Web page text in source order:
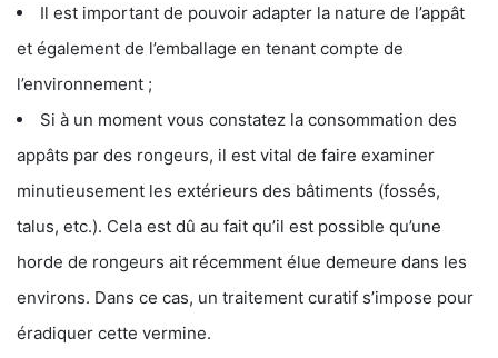
Il est important de pouvoir adapter la nature de l’appât
et également de l’emballage en tenant compte de
l’environnement ;
Si à un moment vous constatez la consommation des
appâts par des rongeurs, il est vital de faire examiner
minutieusement les extérieurs des bâtiments (fossés,
talus, etc.). Cela est dû au fait qu’il est possible qu’une
horde de rongeurs ait récemment élue demeure dans les
environs. Dans ce cas, un traitement curatif s’impose pour
éradiquer cette vermine.